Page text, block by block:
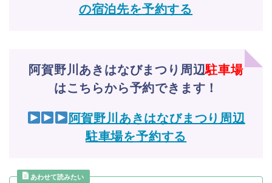
の宿泊先を予約する
阿賀野川あきはなびまつり周辺駐車場
はこちらから予約できます！
阿賀野川あきはなびまつり周辺
駐車場を予約する